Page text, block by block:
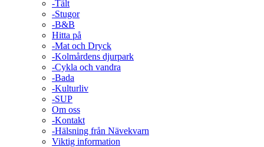
-Tält
-Stugor
-B&B
Hitta på
-Mat och Dryck
-Kolmårdens djurpark
-Cykla och vandra
-Bada
-Kulturliv
-SUP
Om oss
-Kontakt
-Hälsning från Nävekvarn
Viktig information